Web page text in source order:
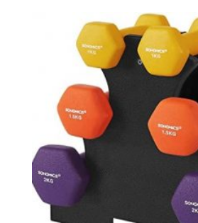
était :
€31,99.
est :
€30,19.